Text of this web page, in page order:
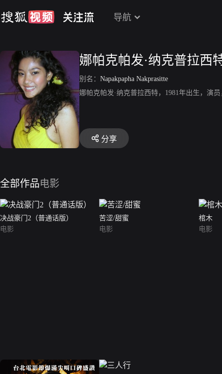
导航
娜帕克帕发·纳克普拉西
别名： Napakpapha Nakprasitte
娜帕克帕发·纳克普拉西特，1981年出生，演
分享
全部作品电影
决战豪门2（普通话版）
电影
苦涩/甜蜜
电影
棺木
电影